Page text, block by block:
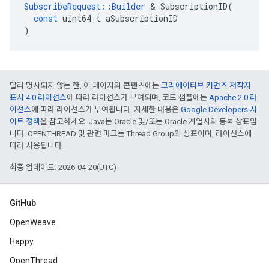
SubscribeRequest ::Builder & SubscriptionID(
const uint64_t aSubscriptionID
)
달리 명시되지 않는 한, 이 페이지의 콘텐츠에는 크리에이티브 커먼즈 저작자
표시 4.0 라이선스에 따라 라이선스가 부여되며, 코드 샘플에는 Apache 2.0 라
이선스에 따라 라이선스가 부여됩니다. 자세한 내용은 Google Developers 사
이트 정책을 참고하세요. Java는 Oracle 및/또는 Oracle 계열사의 등록 상표입
니다. OPENTHREAD 및 관련 마크는 Thread Group의 상표이며, 라이선스에
따라 사용됩니다.
최종 업데이트: 2026-04-20(UTC)
GitHub
OpenWeave
Happy
OpenThread